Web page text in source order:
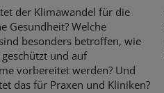
der Klimawandel für die
Gesundheit? Welche
besonders betroffen, wie
und auf
vorbereitet werden? Und
das für Praxen und Kliniken?